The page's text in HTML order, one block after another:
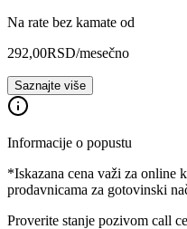
Na rate bez kamate od
292,00RSD/mesečno
Saznajte više
Informacije o popustu
*Iskazana cena važi za online
prodavnicama za gotovinski
Proverite stanje pozivom call